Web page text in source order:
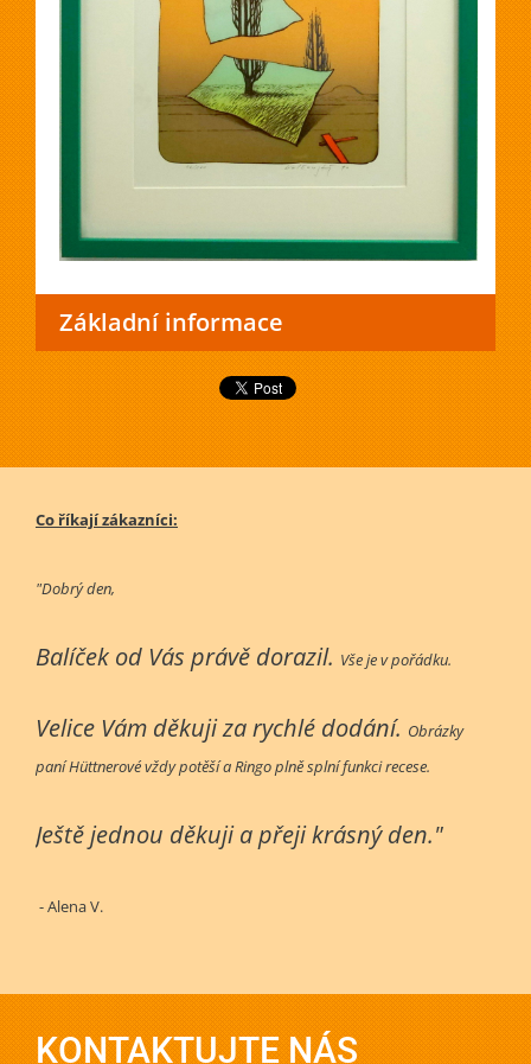
Základní informace
Co říkají zákazníci:
"Dobrý den,
Balíček od Vás právě dorazil. Vše je v pořádku.
Velice Vám děkuji za rychlé dodání. Obrázky
paní Hüttnerové vždy potěší a Ringo plně splní funkci recese.
Ještě jednou děkuji a přeji krásný den."
- Alena V.
KONTAKTUJTE NÁS